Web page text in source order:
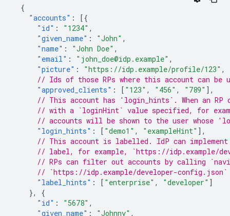
{
"accounts" :
[{
"id" : "1234" ,
"given_name" : "John" ,
"name" : "John Doe" ,
"email" : "john_doe@idp.example" ,
"picture" : "https://idp.example/profile/123" ,
// Ids of those RPs where this account can be
"approved_clients" : [ "123" , "456" , "789" ],
// This account has 'login_hints`. When an
// with a `loginHint` value specified, for
// accounts will be shown to the user whose
"login_hints" : [ "demo1" , "exampleHint" ],
// This account is labelled. IdP can
// label, for example, `https://idp.example/
// RPs can filter out accounts by calling
// `https://idp.example/developer-
"label_hints" : [ "enterprise" , "developer" ]
},
{
"id" : "5678" ,
"given_name" : "Johnny" ,